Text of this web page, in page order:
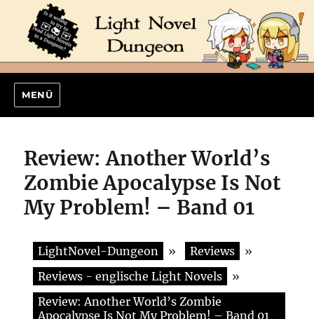
MENÜ
Review: Another World’s
Zombie Apocalypse Is Not
My Problem! – Band 01
LightNovel-Dungeon » Reviews
»
Reviews - englische Light Novels
»
Review: Another World’s Zombie
Apocalypse Is Not My Problem! – Band 01